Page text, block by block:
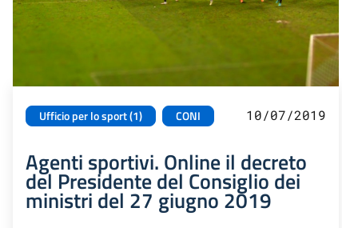
Ufficio per lo sport (1) CONI 10/07/2019
Agenti sportivi. Online il decreto
del Presidente del Consiglio dei
ministri del 27 giugno 2019